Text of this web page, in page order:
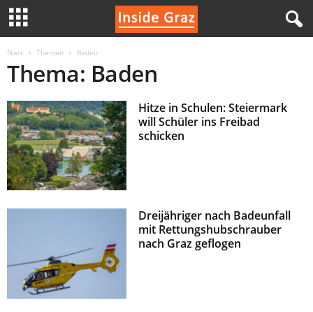
Start Themen Baden
Thema: Baden
Hitze in Schulen: Steiermark
will Schüler ins Freibad
schicken
Dreijähriger nach Badeunfall
mit Rettungshubschrauber
nach Graz geflogen